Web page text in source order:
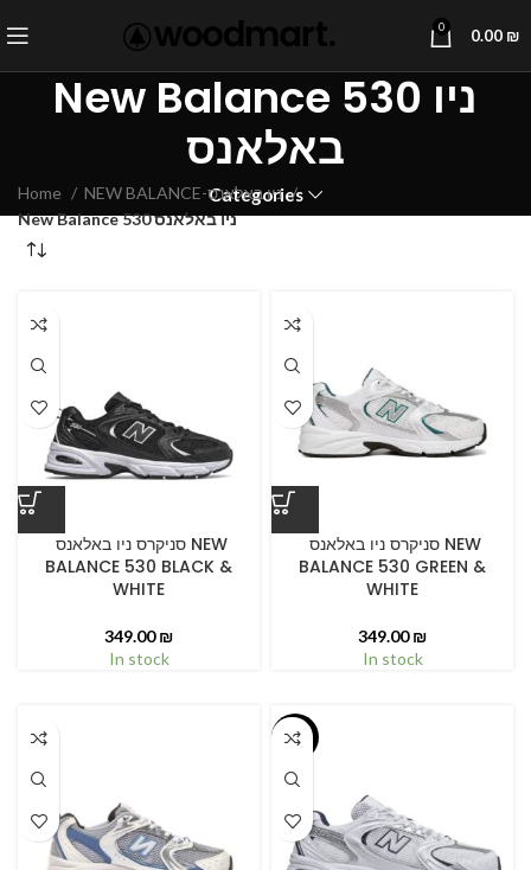
0 0.00 ₪
New Balance 530 ניו
באלאנס
Categories
Home
NEW BALANCE-ניו באלאנס
New Balance 530 ניו באלאנס
BALANCE 530 BLACK &
WHITE
349.00₪
In stock
BALANCE 530 GREEN &
WHITE
349.00₪
In stock
-47%